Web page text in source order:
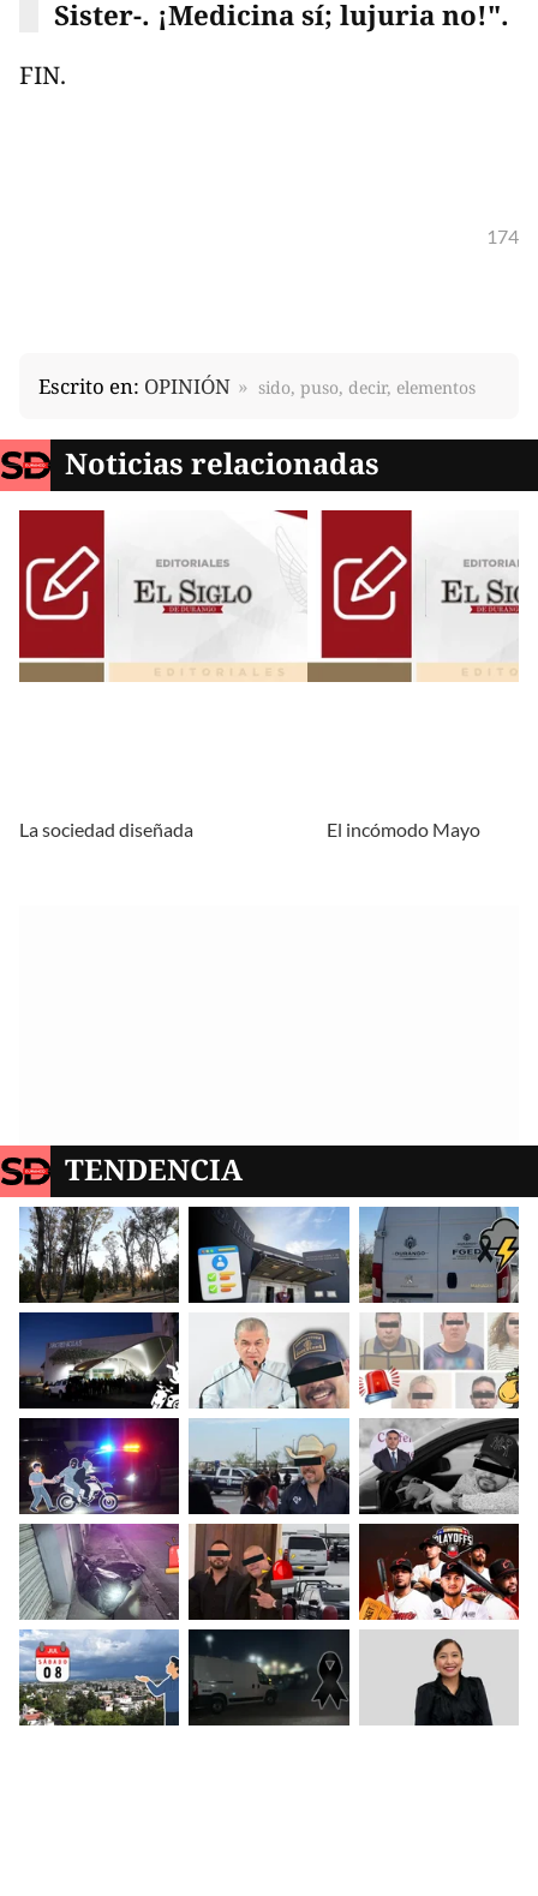
Sister-. ¡Medicina sí; lujuria no!".
FIN.
174
Escrito en: OPINIÓN sido, puso, decir, elementos
Noticias relacionadas
La sociedad diseñada El incómodo Mayo
TENDENCIA